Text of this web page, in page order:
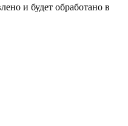
и будет обработано в